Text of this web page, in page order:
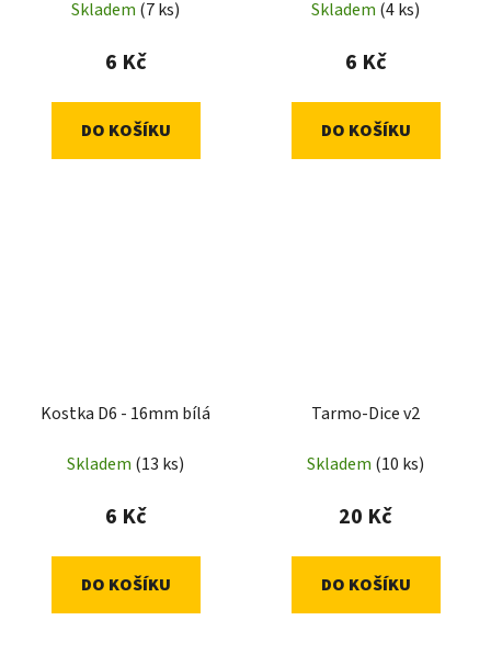
Skladem (7 ks)
6 Kč
DO KOŠÍKU
Skladem (4 ks)
6 Kč
DO KOŠÍKU
Kostka D6 - 16mm bílá
Skladem (13 ks)
6 Kč
DO KOŠÍKU
Tarmo-Dice v2
Skladem (10 ks)
20 Kč
DO KOŠÍKU